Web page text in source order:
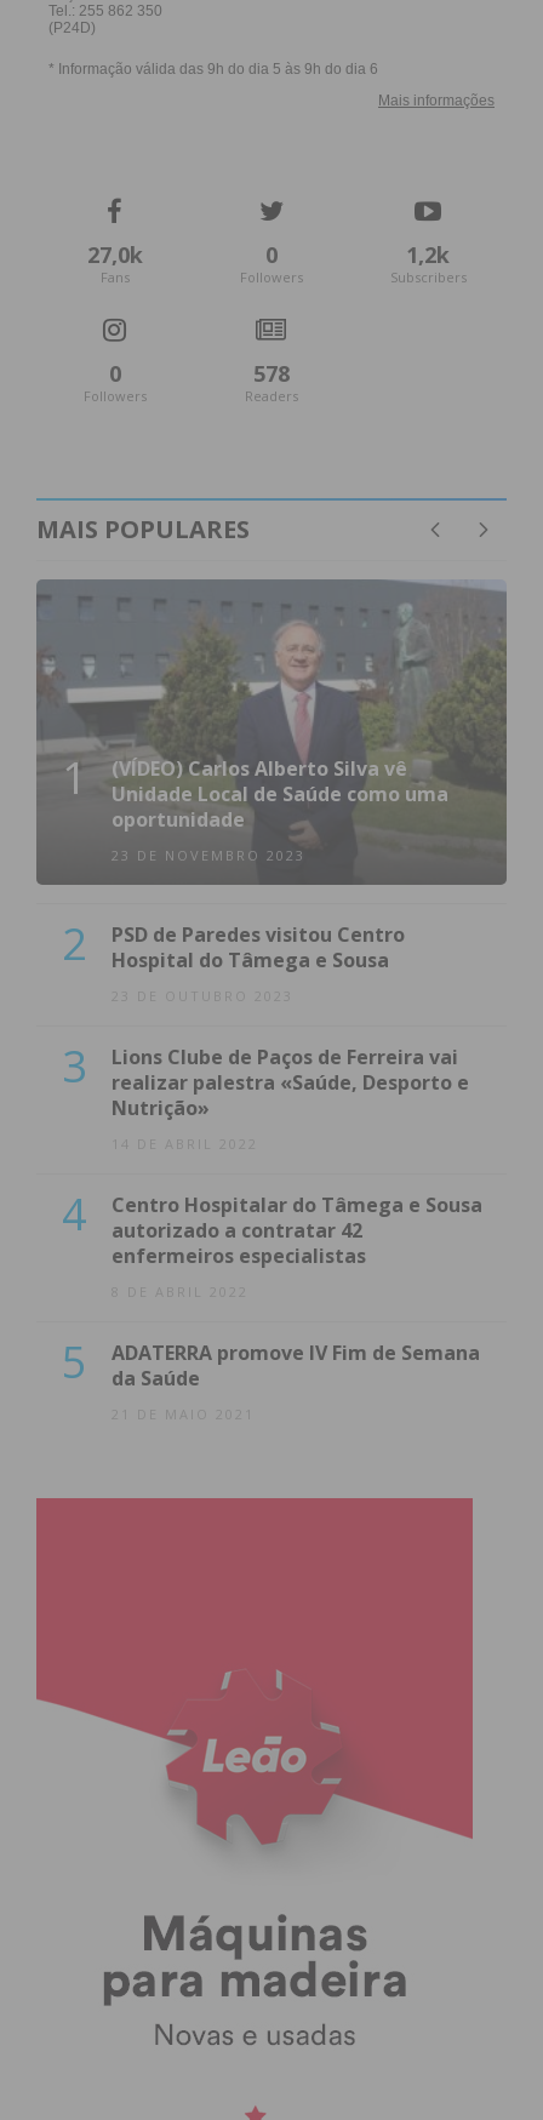
27,0k
Fans
0
Followers
1,2k
Subscribers
0
Followers
578
Readers
MAIS POPULARES
1
(VÍDEO) Carlos Alberto Silva vê
Unidade Local de Saúde como uma
oportunidade
23 DE NOVEMBRO 2023
2
PSD de Paredes visitou Centro
Hospital do Tâmega e Sousa
23 DE OUTUBRO 2023
3
Lions Clube de Paços de Ferreira vai
realizar palestra «Saúde, Desporto e
Nutrição»
14 DE ABRIL 2022
4
Centro Hospitalar do Tâmega e Sousa
autorizado a contratar 42
enfermeiros especialistas
8 DE ABRIL 2022
5
ADATERRA promove IV Fim de Semana
da Saúde
21 DE MAIO 2021